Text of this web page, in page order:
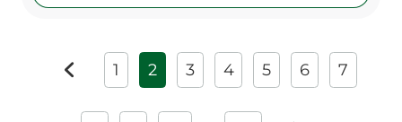
zurück
1 2 3 4 5 6 7